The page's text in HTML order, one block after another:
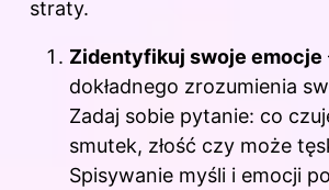
straty.
Zidentyfikuj swoje emocje
dokładnego zrozumienia
Zadaj sobie pytanie: co
smutek, złość czy może
Spisywanie myśli i emocji